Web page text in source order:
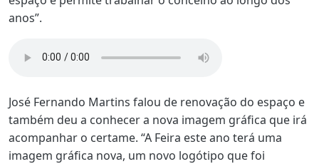
anos”.
José Fernando Martins falou de renovação do espaço e
também deu a conhecer a nova imagem gráfica que irá
acompanhar o certame. “A Feira este ano terá uma
imagem gráfica nova, um novo logótipo que foi